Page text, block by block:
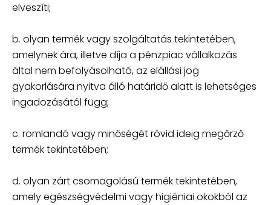
elveszíti;
b. olyan termék vagy szolgáltatás tekintetében,
amelynek ára, illetve díja a pénzpiac vállalkozás
által nem befolyásolható, az elállási jog
gyakorlására nyitva álló határidő alatt is lehetséges
ingadozásától függ;
c. romlandó vagy minőségét rövid ideig megőrző
termék tekintetében;
d. olyan zárt csomagolású termék tekintetében,
amely egészségvédelmi vagy higiéniai okokból az